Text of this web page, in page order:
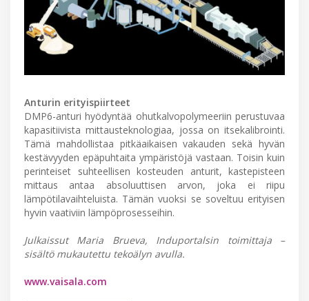
Anturin erityispiirteet
DMP6-anturi hyödyntää ohutkalvopolymeeriin perustuvaa
kapasitiivista mittausteknologiaa, jossa on itsekalibrointi.
Tämä mahdollistaa pitkäaikaisen vakauden sekä hyvän
kestävyyden epäpuhtaita ympäristöjä vastaan. Toisin kuin
perinteiset suhteellisen kosteuden anturit, kastepisteen
mittaus antaa absoluuttisen arvon, joka ei riipu
lämpötilavaihteluista. Tämän vuoksi se soveltuu erityisen
hyvin vaativiin lämpöprosesseihin.
Julkaissut Maria Brueva, Induportalsin toimittaja –
sisältö mukautettu tekoälyn avulla.
www.vaisala.com